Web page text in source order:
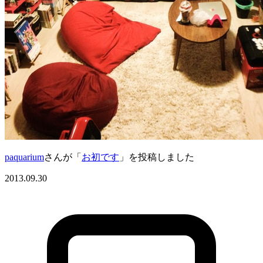
paquariumさんが「 お初です 」を投稿しました
2013.09.30